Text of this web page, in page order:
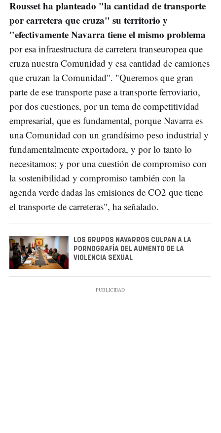
Rousset ha planteado "la cantidad de transporte
por carretera que cruza" su territorio y
"efectivamente Navarra tiene el mismo problema
por esa infraestructura de carretera transeuropea que
cruza nuestra Comunidad y esa cantidad de camiones
que cruzan la Comunidad". "Queremos que gran
parte de ese transporte pase a transporte ferroviario,
por dos cuestiones, por un tema de competitividad
empresarial, que es fundamental, porque Navarra es
una Comunidad con un grandísimo peso industrial y
fundamentalmente exportadora, y por lo tanto lo
necesitamos; y por una cuestión de compromiso con
la sostenibilidad y compromiso también con la
agenda verde dadas las emisiones de CO2 que tiene
el transporte de carreteras", ha señalado.
LOS GRUPOS NAVARROS CULPAN A LA
PORNOGRAFÍA DEL AUMENTO DE LA
VIOLENCIA SEXUAL